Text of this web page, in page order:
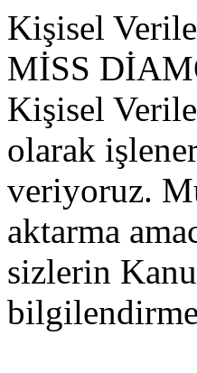
Kişisel
MİSS
Kişisel
olarak
veriyoruz.
aktarma
sizlerin